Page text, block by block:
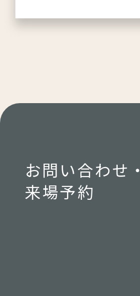
お問い合わせ・
来場予約